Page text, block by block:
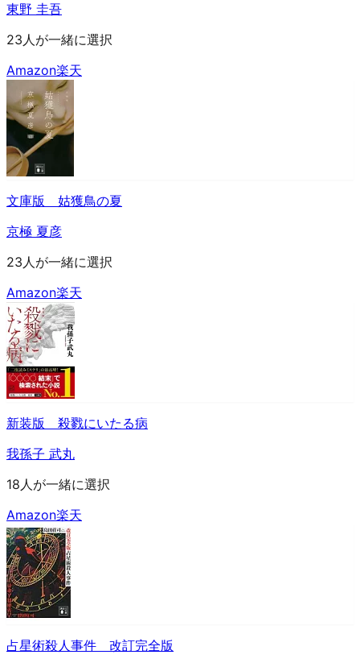
東野 圭吾
23人が一緒に選択
Amazon楽天
文庫版 姑獲鳥の夏
京極 夏彦
23人が一緒に選択
Amazon楽天
新装版 殺戮にいたる病
我孫子 武丸
18人が一緒に選択
Amazon楽天
占星術殺人事件 改訂完全版